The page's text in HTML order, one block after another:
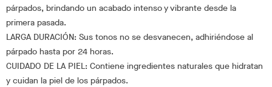
párpados, brindando un acabado intenso y vibrante desde la
primera pasada.
LARGA DURACIÓN: Sus tonos no se desvanecen, adhiriéndose al
párpado hasta por 24 horas.
CUIDADO DE LA PIEL: Contiene ingredientes naturales que hidratan
y cuidan la piel de los párpados.